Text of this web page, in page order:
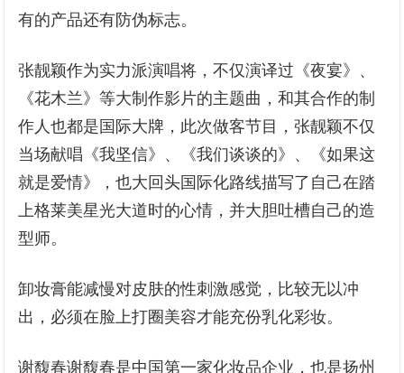
有的产品还有防伪标志。
张靓颖作为实力派演唱将，不仅演译过《夜宴》、
《花木兰》等大制作影片的主题曲，和其合作的制
作人也都是国际大牌，此次做客节目，张靓颖不仅
当场献唱《我坚信》、《我们谈谈的》、《如果这
就是爱情》，也大回头国际化路线描写了自己在踏
上格莱美星光大道时的心情，并大胆吐槽自己的造
型师。
卸妆膏能减慢对皮肤的性刺激感觉，比较无以冲
出，必须在脸上打圈美容才能充份乳化彩妆。
谢馥春谢馥春是中国第一家化妆品企业，也是扬州